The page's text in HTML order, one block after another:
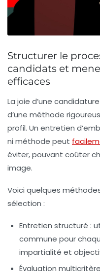
Structurer le
candidats et
efficaces
La joie d’une
d’une méthode
profil. Un entretien
ni méthode peut
éviter, pouvant coûter
image.
Voici quelques
sélection :
Entretien structuré :
commune pour
impartialité et
Évaluation